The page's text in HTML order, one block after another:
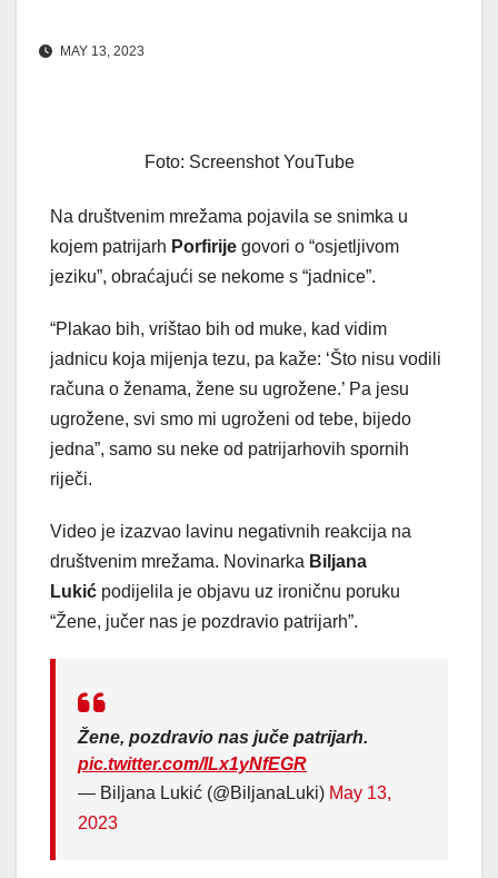
MAY 13, 2023
Foto: Screenshot YouTube
Na društvenim mrežama pojavila se snimka u
kojem patrijarh Porfirije govori o “osjetljivom
jeziku”, obraćajući se nekome s “jadnice”.
“Plakao bih, vrištao bih od muke, kad vidim
jadnicu koja mijenja tezu, pa kaže: ‘Što nisu vodili
računa o ženama, žene su ugrožene.’ Pa jesu
ugrožene, svi smo mi ugroženi od tebe, bijedo
jedna”, samo su neke od patrijarhovih spornih
riječi.
Video je izazvao lavinu negativnih reakcija na
društvenim mrežama. Novinarka Biljana
Lukić podijelila je objavu uz ironičnu poruku
“Žene, jučer nas je pozdravio patrijarh”.
Žene, pozdravio nas juče patrijarh.
pic.twitter.com/ILx1yNfEGR
— Biljana Lukić (@BiljanaLuki) May 13,
2023